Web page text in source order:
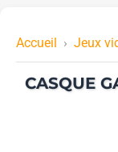
Accueil Jeux
CASQUE